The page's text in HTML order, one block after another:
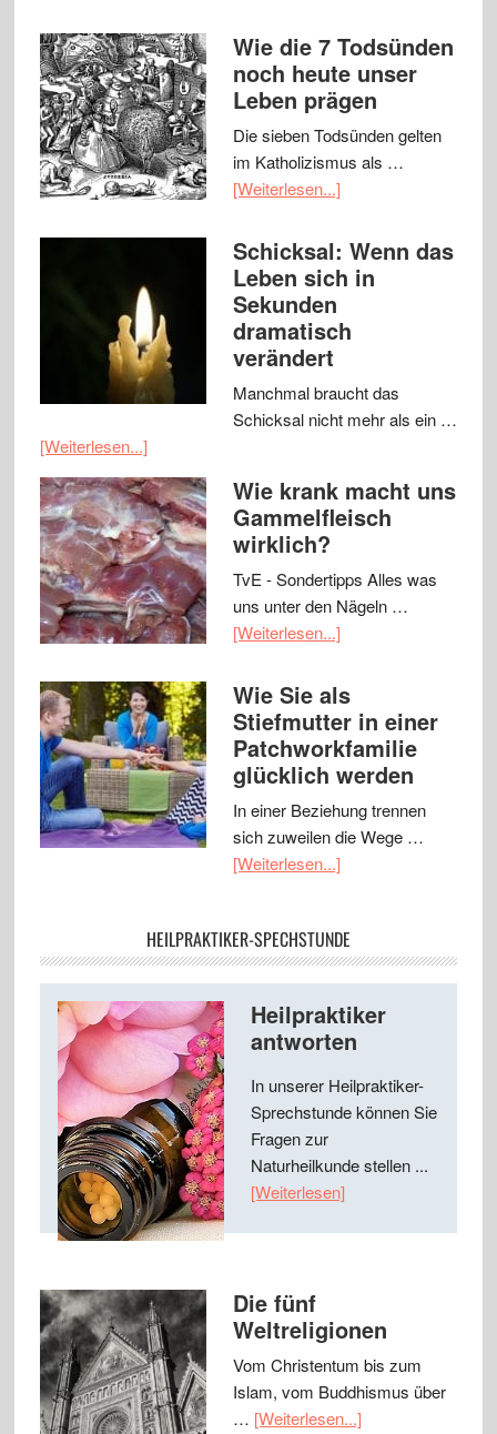
Wie die 7 Todsünden
noch heute unser
Leben prägen
Die sieben Todsünden gelten
im Katholizismus als …
[Weiterlesen...]
Schicksal: Wenn das
Leben sich in
Sekunden
dramatisch
verändert
Manchmal braucht das
Schicksal nicht mehr als ein …
[Weiterlesen...]
Wie krank macht uns
Gammelfleisch
wirklich?
TvE - Sondertipps Alles was
uns unter den Nägeln …
[Weiterlesen...]
Wie Sie als
Stiefmutter in einer
Patchworkfamilie
glücklich werden
In einer Beziehung trennen
sich zuweilen die Wege …
[Weiterlesen...]
HEILPRAKTIKER-SPECHSTUNDE
Heilpraktiker
antworten
In unserer Heilpraktiker-
Sprechstunde können Sie
Fragen zur
Naturheilkunde stellen ...
[Weiterlesen]
Die fünf
Weltreligionen
Vom Christentum bis zum
Islam, vom Buddhismus über
… [Weiterlesen...]